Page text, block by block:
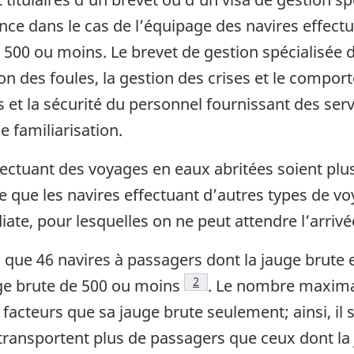
dans le cas de l’équipage des navires
ou moins. Le brevet de gestion spécialisée
des foules, la gestion des crises et le
et la sécurité du personnel fournissant des
familiarisation.
des voyages en eaux abritées soient
que les navires effectuant d’autres types de
pour lesquelles on ne peut attendre
que 46 navires à passagers dont la jauge
brute de 500 ou moins
2
. Le nombre
que sa jauge brute seulement; ainsi, il
plus de passagers que ceux dont